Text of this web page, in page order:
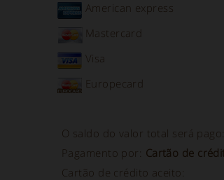
American express
Mastercard
Visa
Europecard
O saldo do valor total será pago:
Pagamento por: Cartão de
Cartão de crédito aceito: